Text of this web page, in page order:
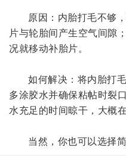
原因：内胎打毛不够
片与轮胎间产生空气间隙
况就移动补胎片。
如何解决：将内胎打
多涂胶水并确保粘帖时裂
水充足的时间晾干，大概
当然，你也可以选择